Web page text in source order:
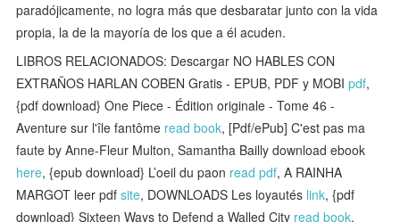
paradójicamente, no logra más que desbaratar junto con la vida
propia, la de la mayoría de los que a él acuden.
LIBROS RELACIONADOS: Descargar NO HABLES CON
EXTRAÑOS HARLAN COBEN Gratis - EPUB, PDF y MOBIpdf,
{pdf download} One Piece - Édition originale - Tome 46 -
Aventure sur l'île fantôme read book, [Pdf/ePub] C'est pas ma
faute by Anne-Fleur Multon, Samantha Bailly download ebook
here, {epub download} L’oeil du paon read pdf, A RAINHA
MARGOT leer pdfsite, DOWNLOADS Les loyautés link, {pdf
download} Sixteen Ways to Defend a Walled City read book,